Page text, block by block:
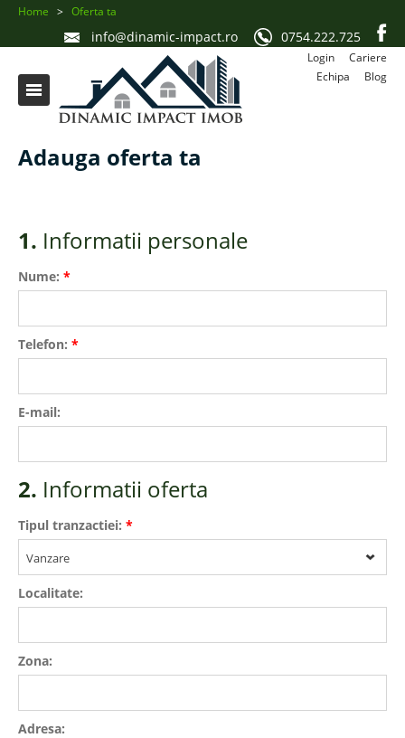
Home > Oferta ta
info@dinamic-impact.ro 0754.222.725
Login
Cariere
Echipa
Blog
Adauga oferta ta
1. Informatii personale
Nume: *
Telefon: *
E-mail:
2. Informatii oferta
Tipul tranzactiei: *
Vanzare
Localitate:
Zona:
Adresa: